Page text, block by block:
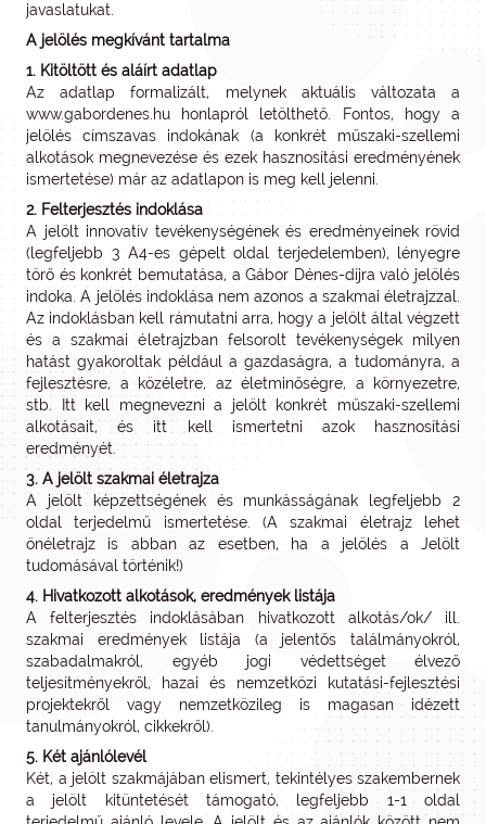
javaslatukat.
A jelölés megkívánt tartalma
1. Kitöltött és aláírt adatlap
Az adatlap formalizált, melynek aktuális változata a
www.gabordenes.hu honlapról letölthető. Fontos, hogy a
jelölés címszavas indokának (a konkrét műszaki-szellemi
alkotások megnevezése és ezek hasznosítási eredményének
ismertetése) már az adatlapon is meg kell jelenni.
2. Felterjesztés indoklása
A jelölt innovatív tevékenységének és eredményeinek rövid
(legfeljebb 3 A4-es gépelt oldal terjedelemben), lényegre
törő és konkrét bemutatása, a Gábor Dénes-díjra való jelölés
indoka. A jelölés indoklása nem azonos a szakmai életrajzzal.
Az indoklásban kell rámutatni arra, hogy a jelölt által végzett
és a szakmai életrajzban felsorolt tevékenységek milyen
hatást gyakoroltak például a gazdaságra, a tudományra, a
fejlesztésre, a közéletre, az életminőségre, a környezetre,
stb. Itt kell megnevezni a jelölt konkrét műszaki-szellemi
alkotásait, és itt kell ismertetni azok hasznosítási
eredményét.
3. A jelölt szakmai életrajza
A jelölt képzettségének és munkásságának legfeljebb 2
oldal terjedelmű ismertetése. (A szakmai életrajz lehet
önéletrajz is abban az esetben, ha a jelölés a Jelölt
tudomásával történik!)
4. Hivatkozott alkotások, eredmények listája
A felterjesztés indoklásában hivatkozott alkotás/ok/ ill.
szakmai eredmények listája (a jelentős találmányokról,
szabadalmakról, egyéb jogi védettséget élvező
teljesítményekről, hazai és nemzetközi kutatási-fejlesztési
projektekről vagy nemzetközileg is magasan idézett
tanulmányokról, cikkekről).
5. Két ajánlólevél
Két, a jelölt szakmájában elismert, tekintélyes szakembernek
a jelölt kitüntetését támogató, legfeljebb 1-1 oldal